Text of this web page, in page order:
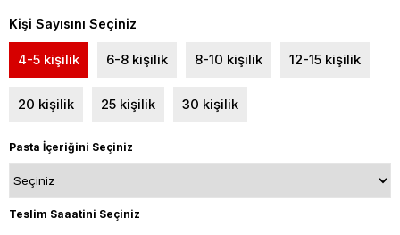
Kişi Sayısını Seçiniz
4-5 kişilik 6-8 kişilik 8-10 kişilik 12-15 kişilik
20 kişilik 25 kişilik 30 kişilik
Pasta İçeriğini Seçiniz
Teslim Saaatini Seçiniz